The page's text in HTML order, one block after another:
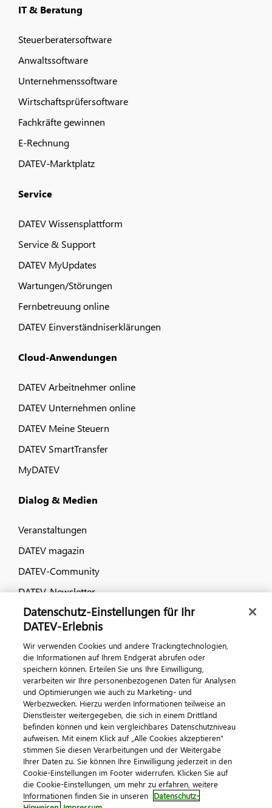
IT & Beratung
Steuerberatersoftware
Anwaltssoftware
Unternehmenssoftware
Wirtschaftsprüfersoftware
Fachkräfte gewinnen
E-Rechnung
DATEV-Marktplatz
Service
DATEV Wissensplattform
Service & Support
DATEV MyUpdates
Wartungen/Störungen
Fernbetreuung online
DATEV Einverständniserklärungen
Cloud-Anwendungen
DATEV Arbeitnehmer online
DATEV Unternehmen online
DATEV Meine Steuern
DATEV SmartTransfer
MyDATEV
Dialog & Medien
Veranstaltungen
DATEV magazin
DATEV-Community
DATEV-Newsletter
Kontaktieren Sie uns
© 2026 DATEV eG
ImpressumDatenschutzAGB Kontakt
Cookie-Einstellungen
Datenschutz-Einstellungen für Ihr
DATEV-Erlebnis
Wir verwenden Cookies und andere Trackingtechnologien,
die Informationen auf Ihrem Endgerät abrufen oder
speichern können. Erteilen Sie uns Ihre Einwilligung,
verarbeiten wir Ihre personenbezogenen Daten für Analysen
und Optimierungen wie auch zu Marketing- und
Werbezwecken. Hierzu werden Informationen teilweise an
Dienstleister weitergegeben, die sich in einem Drittland
befinden können und kein vergleichbares Datenschutzniveau
aufweisen. Mit einem Klick auf „Alle Cookies akzeptieren"
stimmen Sie diesen Verarbeitungen und der Weitergabe
Ihrer Daten zu. Sie können Ihre Einwilligung jederzeit in den
Cookie-Einstellungen im Footer widerrufen. Klicken Sie auf
die Cookie-Einstellungen, um mehr zu erfahren, weitere
Informationen finden Sie in unseren Datenschutz-